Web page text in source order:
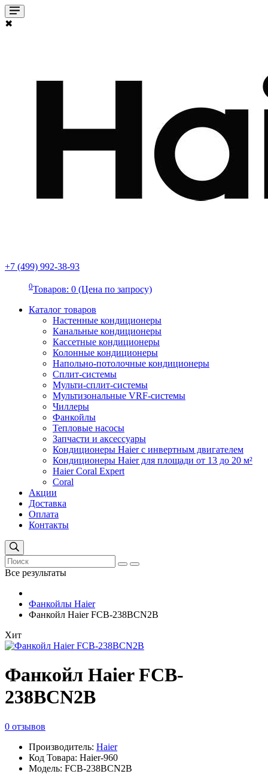
✖
+7 (499) 992-38-93
0Товаров: 0 (Цена по запросу)
Каталог товаров
Настенные кондиционеры
Канальные кондиционеры
Кассетные кондиционеры
Колонные кондиционеры
Напольно-потолочные кондиционеры
Сплит-системы
Мульти-сплит-системы
Мультизональные VRF-системы
Чиллеры
Фанкойлы
Тепловые насосы
Запчасти и аксессуары
Кондиционеры Haier с инвертным двигателем
Кондиционеры Haier для площади от 13 до 20 м²
Haier Coral Expert
Coral
Акции
Доставка
Оплата
Контакты
Все результаты
Фанкойлы Haier
Фанкойл Haier FCB-238BCN2B
Хит
Фанкойл Haier FCB-
238BCN2B
0 отзывов
Производитель: Haier
Код Товара: Haier-960
Модель: FCB-238BCN2B